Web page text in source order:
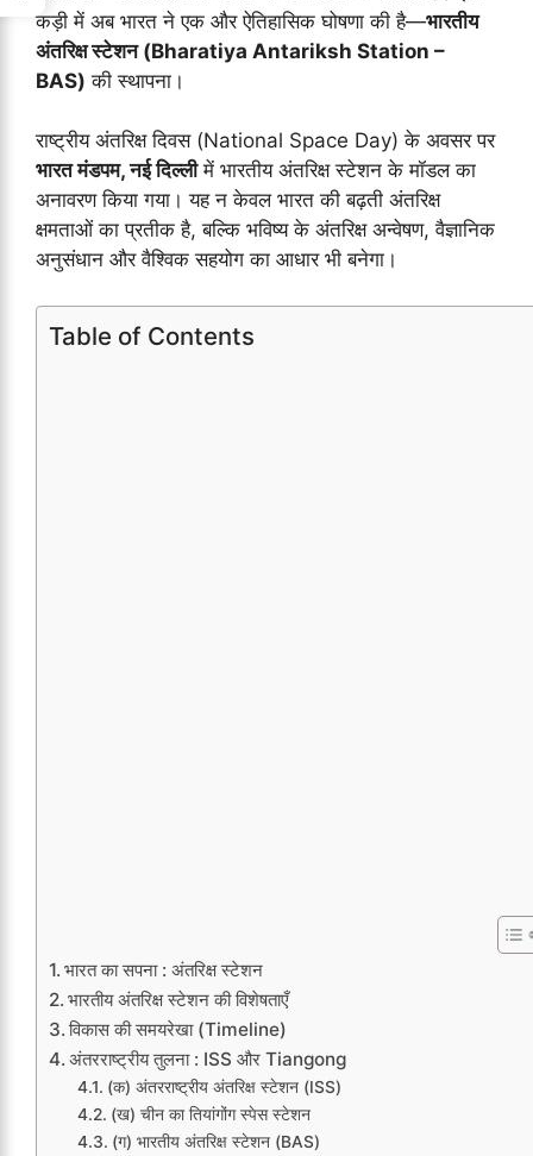
कड़ी में अब भारत ने एक और ऐतिहासिक घोषणा की है—भारतीय
अंतरिक्ष स्टेशन (Bharatiya Antariksh Station –
BAS) की स्थापना।
राष्ट्रीय अंतरिक्ष दिवस (National Space Day) के अवसर पर
भारत मंडपम, नई दिल्लीमें भारतीय अंतरिक्ष स्टेशन के मॉडल का
अनावरण किया गया। यह न केवल भारत की बढ़ती अंतरिक्ष
क्षमताओं का प्रतीक है, बल्कि भविष्य के अंतरिक्ष अन्वेषण, वैज्ञानिक
अनुसंधान और वैश्विक सहयोग का आधार भी बनेगा।
Table of Contents
भारत का सपना : अंतरिक्ष स्टेशन
भारतीय अंतरिक्ष स्टेशन की विशेषताएँ
विकास की समयरेखा (Timeline)
अंतरराष्ट्रीय तुलना : ISS और Tiangong
(क) अंतरराष्ट्रीय अंतरिक्ष स्टेशन (ISS)
(ख) चीन का तियांगोंग स्पेस स्टेशन
(ग) भारतीय अंतरिक्ष स्टेशन (BAS)